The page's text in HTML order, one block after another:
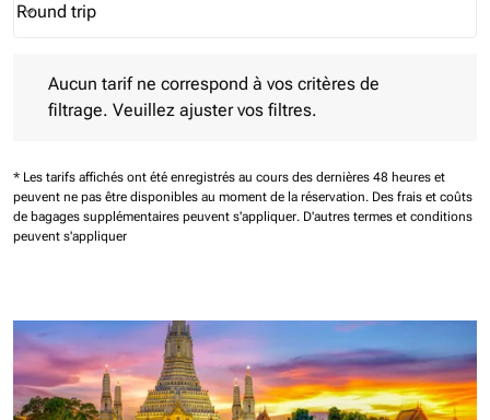
Journey Types option Round trip Selected
Round trip
keyboard_arrow_down
Aucun tarif ne correspond à vos critères de
filtrage. Veuillez ajuster vos filtres.
* Les tarifs affichés ont été enregistrés au cours des dernières 48 heures et
peuvent ne pas être disponibles au moment de la réservation. Des frais et coûts
de bagages supplémentaires peuvent s'appliquer. D'autres termes et conditions
peuvent s'appliquer